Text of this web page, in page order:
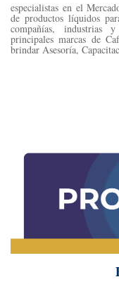
especialistas en el
de productos líquidos
compañías, industrias
principales marcas de
brindar Asesoría,